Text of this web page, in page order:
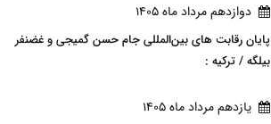
دوازدهم مرداد ماه 1405
پایان رقابت های بین‌المللی جام حسن گمیجی و غضنفر
بیلگه / ترکیه :
يازدهم مرداد ماه 1405